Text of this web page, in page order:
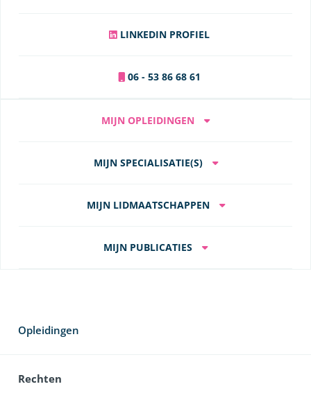
LINKEDIN PROFIEL
06 - 53 86 68 61
MIJN OPLEIDINGEN
MIJN SPECIALISATIE(S)
MIJN LIDMAATSCHAPPEN
MIJN PUBLICATIES
Opleidingen
Rechten